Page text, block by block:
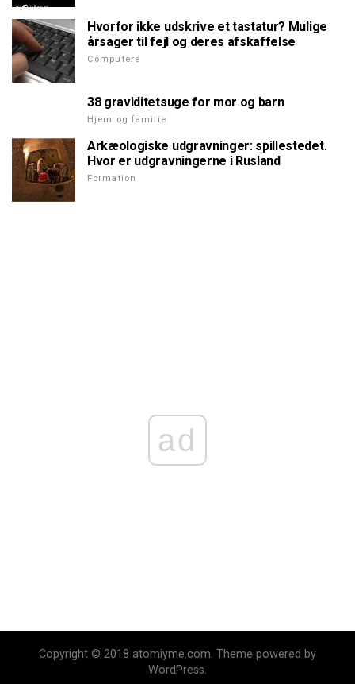
Hvorfor ikke udskrive et tastatur? Mulige
årsager til fejl og deres afskaffelse
Computere
38 graviditetsuge for mor og barn
Hjem og familie
Arkæologiske udgravninger: spillestedet.
Hvor er udgravningerne i Rusland
Formation
ad
Copyright © 2018 atomiyme.com. Theme powered by
WordPress.